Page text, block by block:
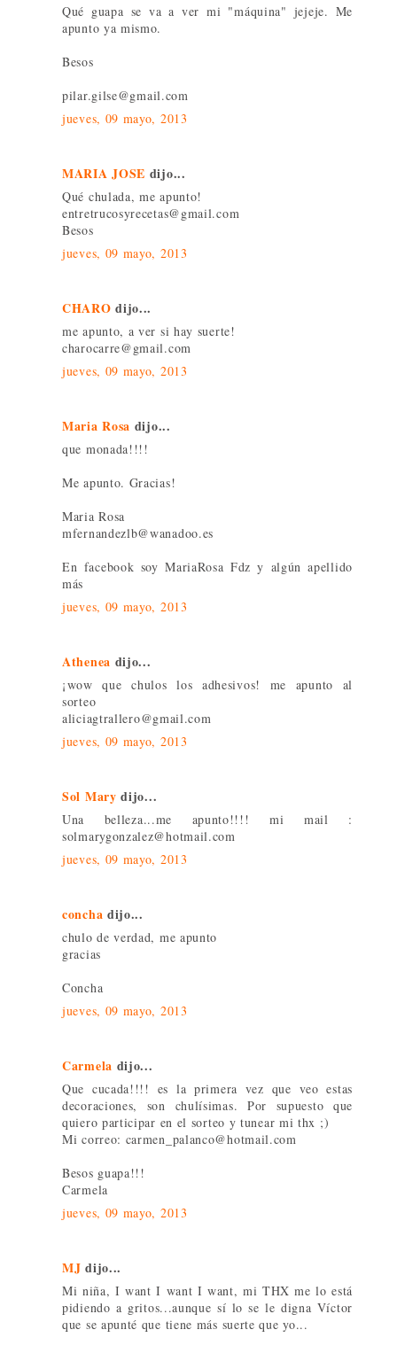
Qué guapa se va a ver mi "máquina" jejeje. Me
apunto ya mismo.
Besos
pilar.gilse@gmail.com
jueves, 09 mayo, 2013
MARIA JOSE dijo...
Qué chulada, me apunto!
entretrucosyrecetas@gmail.com
Besos
jueves, 09 mayo, 2013
CHARO dijo...
me apunto, a ver si hay suerte!
charocarre@gmail.com
jueves, 09 mayo, 2013
Maria Rosa dijo...
que monada!!!!
Me apunto. Gracias!
Maria Rosa
mfernandezlb@wanadoo.es
En facebook soy MariaRosa Fdz y algún apellido
más
jueves, 09 mayo, 2013
Athenea dijo...
¡wow que chulos los adhesivos! me apunto al
sorteo
aliciagtrallero@gmail.com
jueves, 09 mayo, 2013
Sol Mary dijo...
Una belleza...me apunto!!!! mi mail :
solmarygonzalez@hotmail.com
jueves, 09 mayo, 2013
concha dijo...
chulo de verdad, me apunto
gracias
Concha
jueves, 09 mayo, 2013
Carmela dijo...
Que cucada!!!! es la primera vez que veo estas
decoraciones, son chulísimas. Por supuesto que
quiero participar en el sorteo y tunear mi thx ;)
Mi correo: carmen_palanco@hotmail.com
Besos guapa!!!
Carmela
jueves, 09 mayo, 2013
MJ dijo...
Mi niña, I want I want I want, mi THX me lo está
pidiendo a gritos...aunque sí lo se le digna Víctor
que se apunté que tiene más suerte que yo...